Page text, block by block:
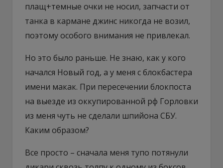
плащ+темные очки не носил, запчасти от
танка в кармане джинс никогда не возил,
поэтому особого внимания не привлекал.
Но это было раньше. Не знаю, как у кого
начался Новый год, а у меня с блокбастера
имени макак. При пересечении блокпоста
на выезде из оккупированной рф Горловки
из меня чуть не сделали шпийона СБУ.
Каким образом?
Все просто – сначала меня тупо потянули